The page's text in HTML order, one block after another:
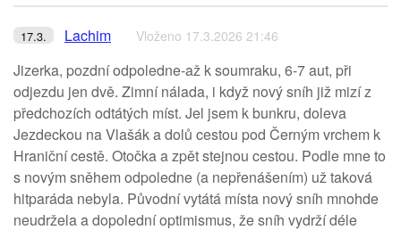
17.3. Lachim Vloženo 17.3.2026 21:46
Jizerka, pozdní odpoledne-až k soumraku, 6-7 aut, při
odjezdu jen dvě. Zimní nálada, i když nový sníh již mizí z
předchozích odtátých míst. Jel jsem k bunkru, doleva
Jezdeckou na Vlašák a dolů cestou pod Černým vrchem k
Hraniční cestě. Otočka a zpět stejnou cestou. Podle mne to
s novým sněhem odpoledne (a nepřenášením) už taková
hitparáda nebyla. Původní vytátá místa nový sníh mnohde
neudržela a dopolední optimismus, že sníh vydrží déle